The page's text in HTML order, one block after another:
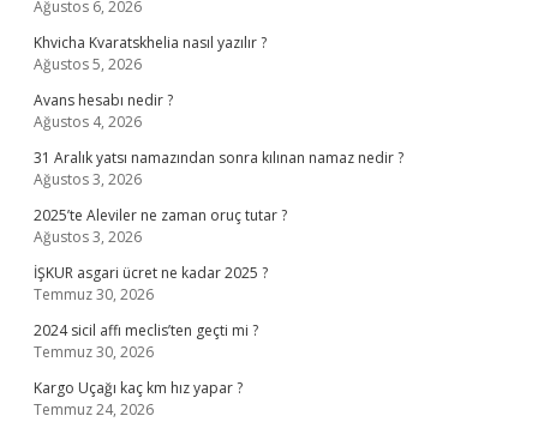
Ağustos 6, 2026
Khvicha Kvaratskhelia nasıl yazılır ?
Ağustos 5, 2026
Avans hesabı nedir ?
Ağustos 4, 2026
31 Aralık yatsı namazından sonra kılınan namaz nedir ?
Ağustos 3, 2026
2025’te Aleviler ne zaman oruç tutar ?
Ağustos 3, 2026
İŞKUR asgari ücret ne kadar 2025 ?
Temmuz 30, 2026
2024 sicil affı meclis’ten geçti mi ?
Temmuz 30, 2026
Kargo Uçağı kaç km hız yapar ?
Temmuz 24, 2026